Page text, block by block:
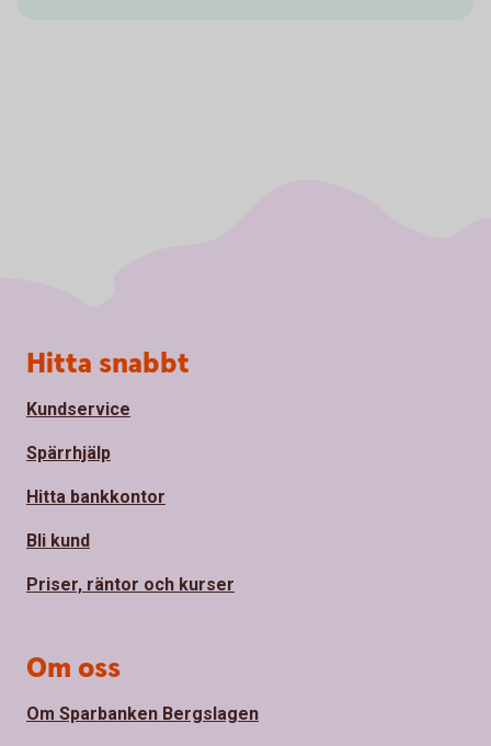
Sidfot
Hitta snabbt
Kundservice
Spärrhjälp
Hitta bankkontor
Bli kund
Priser, räntor och kurser
Om oss
Om Sparbanken Bergslagen